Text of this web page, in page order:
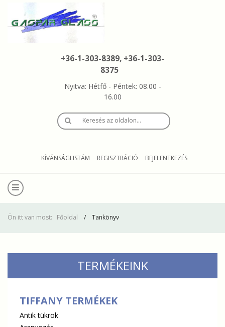
+36-1-303-8389, +36-1-303-
8375
Nyitva: Hétfő - Péntek: 08.00 -
16.00
Keresés az oldalon…
KÍVÁNSÁGLISTÁM REGISZTRÁCIÓ BEJELENTKEZÉS
Ön itt van most: Főoldal Tankönyv
TERMÉKEINK
TIFFANY TERMÉKEK
Antik tükrök